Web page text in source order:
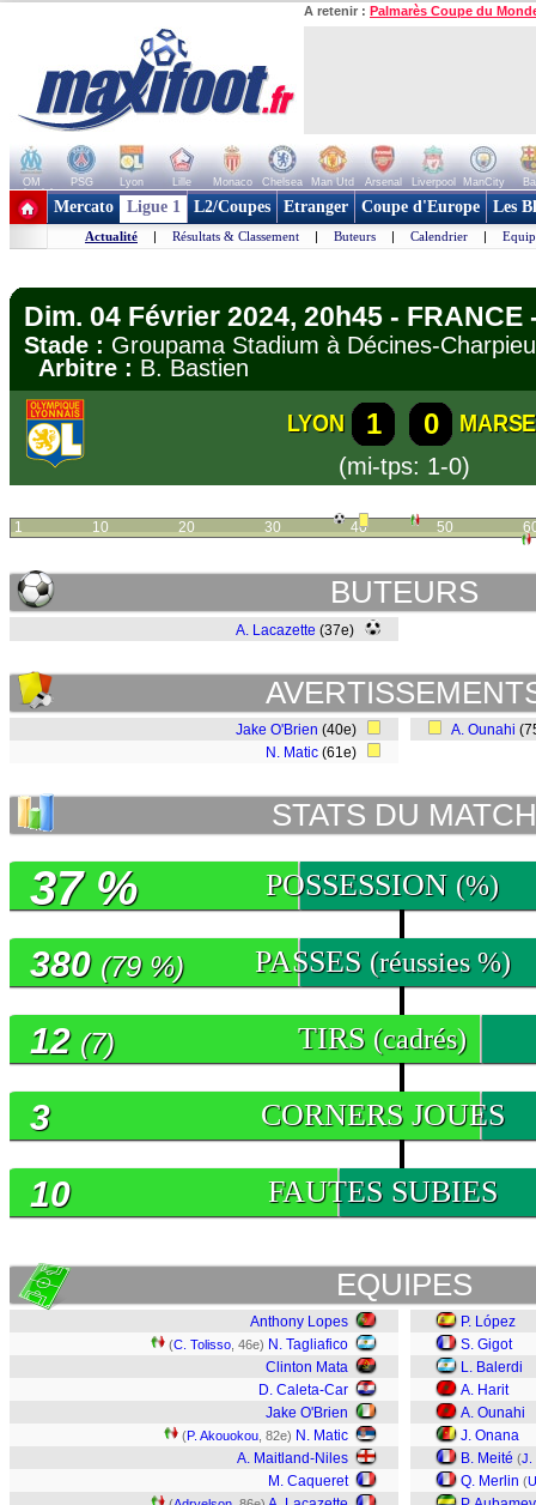
A retenir : Palmarès Coupe du
OM PSG Lyon Lille Monaco Chelsea Man Utd Arsenal Liverpool ManCity
+ de clubs
Mercato Ligue 1 L2/Coupes Etranger Coupe d'Europe Les
Actualité | Résultats & Classement | Buteurs | Calendrier |
Dim. 04 Février 2024, 20h45 - FRANCE
Stade : Groupama Stadium à Décines-
Arbitre : B. Bastien
LYON 1 0
(mi-tps: 1-0)
1 10 20 30 40 50
BUTEURS
A. Lacazette (37e)
Jake O'Brien (40e)
N. Matic (61e)
A. Ounahi
STATS DU MATCH
POSSESSION (%)
37 %
PASSES (réussies %)
380 (79 %)
TIRS (cadrés)
12 (7)
CORNERS JOUES
3
FAUTES SUBIES
10
EQUIPES
Anthony Lopes
(C. Tolisso , 46e) N. Tagliafico
Clinton Mata
D. Caleta-Car
Jake O'Brien
(P. Akouokou , 82e) N. Matic
A. Maitland-Niles
M. Caqueret
P. López
S. Gigot
L. Balerdi
A. Harit
A. Ounahi
J. Onana
B. Meité (J.
Q. Merlin (